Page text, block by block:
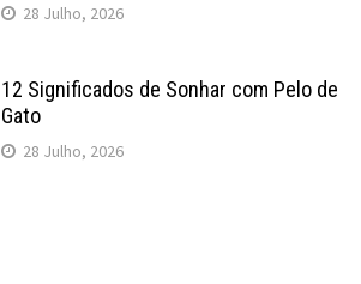
28 Julho, 2026
12 Significados de Sonhar com Pelo de
Gato
28 Julho, 2026